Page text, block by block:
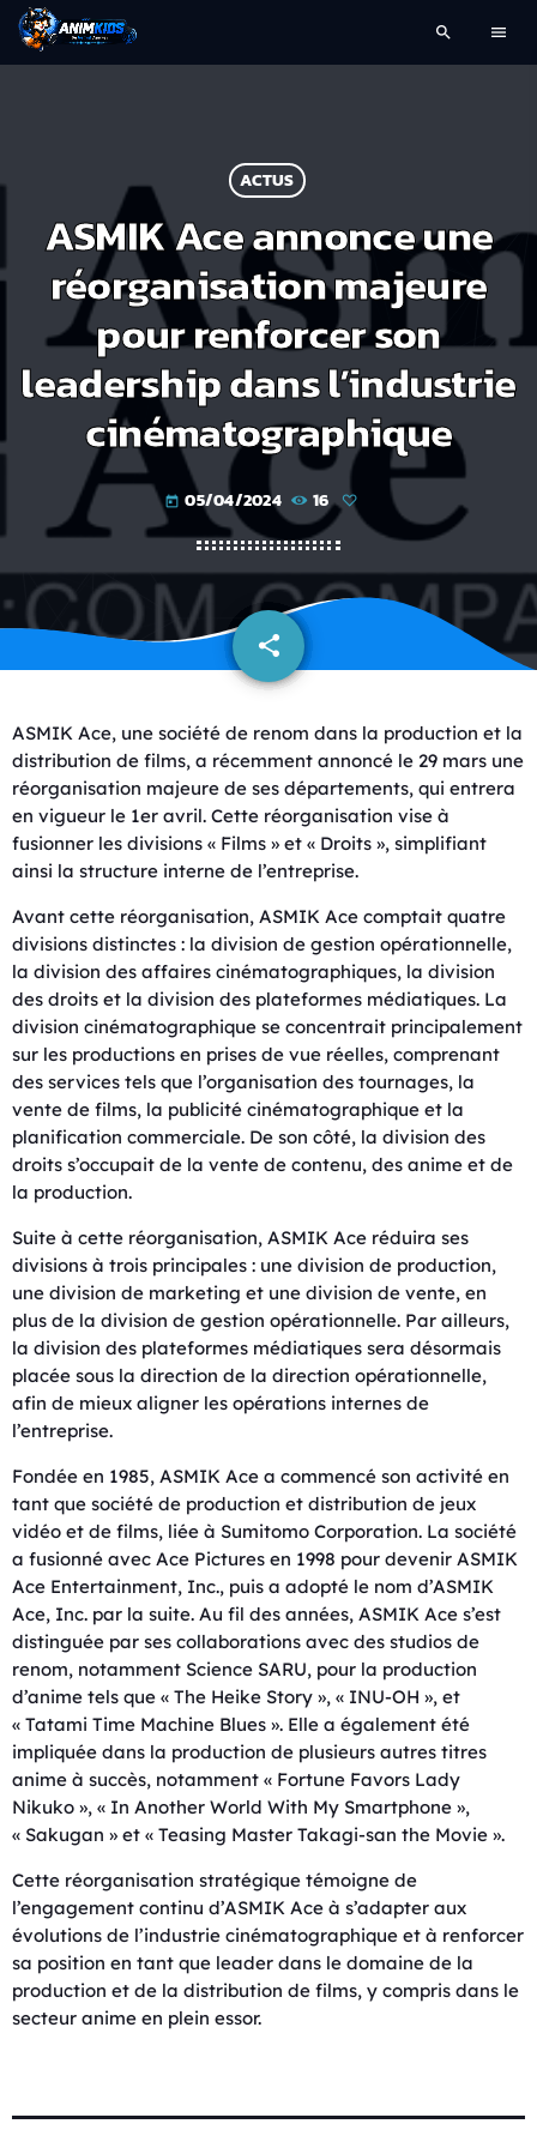
search menu
ACTUS
ASMIK Ace annonce une
réorganisation majeure
pour renforcer son
leadership dans l’industrie
cinématographique
today 05/04/2024 16
share
email
ASMIK Ace, une société de renom dans la production et la
distribution de films, a récemment annoncé le 29 mars une
réorganisation majeure de ses départements, qui entrera
en vigueur le 1er avril. Cette réorganisation vise à
fusionner les divisions « Films » et « Droits », simplifiant
ainsi la structure interne de l’entreprise.
Avant cette réorganisation, ASMIK Ace comptait quatre
divisions distinctes : la division de gestion opérationnelle,
la division des affaires cinématographiques, la division
des droits et la division des plateformes médiatiques. La
division cinématographique se concentrait principalement
sur les productions en prises de vue réelles, comprenant
des services tels que l’organisation des tournages, la
vente de films, la publicité cinématographique et la
planification commerciale. De son côté, la division des
droits s’occupait de la vente de contenu, des anime et de
la production.
Suite à cette réorganisation, ASMIK Ace réduira ses
divisions à trois principales : une division de production,
une division de marketing et une division de vente, en
plus de la division de gestion opérationnelle. Par ailleurs,
la division des plateformes médiatiques sera désormais
placée sous la direction de la direction opérationnelle,
afin de mieux aligner les opérations internes de
l’entreprise.
Fondée en 1985, ASMIK Ace a commencé son activité en
tant que société de production et distribution de jeux
vidéo et de films, liée à Sumitomo Corporation. La société
a fusionné avec Ace Pictures en 1998 pour devenir ASMIK
Ace Entertainment, Inc., puis a adopté le nom d’ASMIK
Ace, Inc. par la suite. Au fil des années, ASMIK Ace s’est
distinguée par ses collaborations avec des studios de
renom, notamment Science SARU, pour la production
d’anime tels que « The Heike Story », « INU-OH », et
« Tatami Time Machine Blues ». Elle a également été
impliquée dans la production de plusieurs autres titres
anime à succès, notamment « Fortune Favors Lady
Nikuko », « In Another World With My Smartphone »,
« Sakugan » et « Teasing Master Takagi-san the Movie ».
Cette réorganisation stratégique témoigne de
l’engagement continu d’ASMIK Ace à s’adapter aux
évolutions de l’industrie cinématographique et à renforcer
sa position en tant que leader dans le domaine de la
production et de la distribution de films, y compris dans le
secteur anime en plein essor.